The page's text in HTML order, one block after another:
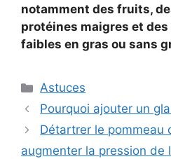
notamment des fruits,
protéines maigres et
faibles en gras ou sans
Categories
Astuces
Pourquoi ajouter un
Détartrer le pommeau
augmenter la pression de